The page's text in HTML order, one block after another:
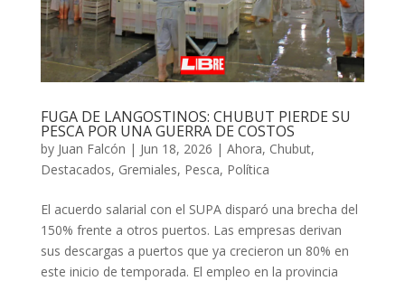
FUGA DE LANGOSTINOS: CHUBUT PIERDE SU
PESCA POR UNA GUERRA DE COSTOS
by Juan Falcón | Jun 18, 2026 | Ahora, Chubut,
Destacados, Gremiales, Pesca, Política
El acuerdo salarial con el SUPA disparó una brecha del
150% frente a otros puertos. Las empresas derivan
sus descargas a puertos que ya crecieron un 80% en
este inicio de temporada. El empleo en la provincia